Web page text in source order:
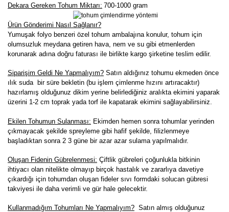
Dekara Gereken Tohum Miktarı: 700-1000 gram
Ürün Gönderimi Nasıl Sağlanır?
Yumuşak folyo benzeri özel tohum ambalajına konulur, tohum için
olumsuzluk meydana getiren hava, nem ve su gibi etmenlerden
korunarak adına doğru faturası ile birlikte kargo şirketine teslim edilir.
Siparişim Geldi Ne Yapmalıyım? Satın aldığınız tohumu ekmeden önce
ılık suda bir süre bekletin (bu işlem çimlenme hızını artıracaktır)
hazırlamış olduğunuz dikim yerine belirlediğiniz aralıkta ekimini yaparak
üzerini 1-2 cm toprak yada torf ile kapatarak ekimini sağlayabilirsiniz.
Ekilen Tohumun Sulanması: Ekimden hemen sonra tohumlar yerinden
çıkmayacak şekilde spreyleme gibi hafif şekilde, filizlenmeye
başladıktan sonra 2 3 güne bir azar azar sulama yapılmalıdır.
Oluşan Fidenin Gübrelenmesi: Çiftlik gübreleri çoğunlukla bitkinin
ihtiyacı olan nitelikte olmayıp birçok hastalık ve zararlıya davetiye
çıkardığı için tohumdan oluşan fideler sıvı formdaki solucan gübresi
takviyesi ile daha verimli ve gür hale gelecektir.
Kullanmadığım Tohumları Ne Yapmalıyım? Satın almış olduğunuz